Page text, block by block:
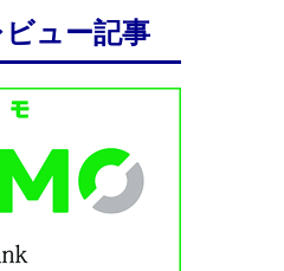
ュー記事